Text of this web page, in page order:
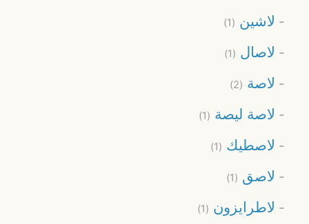
لاشين (1)
لاصال (1)
لاصة (2)
لاصة ليصة (1)
لاصطيك (1)
لاصق (1)
لاطرايزون (1)